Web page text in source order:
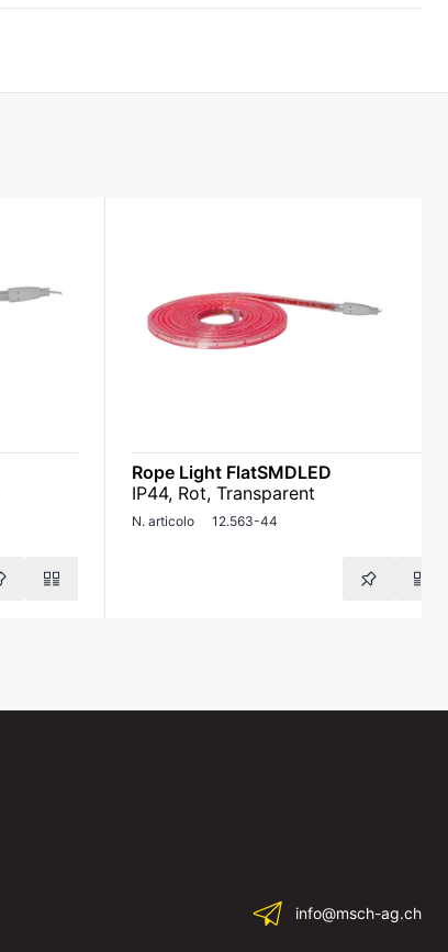
Rope Light FlatSMDLED
IP44, Rot, Transparent
N. articolo 12.563-44
info@msch-ag.ch